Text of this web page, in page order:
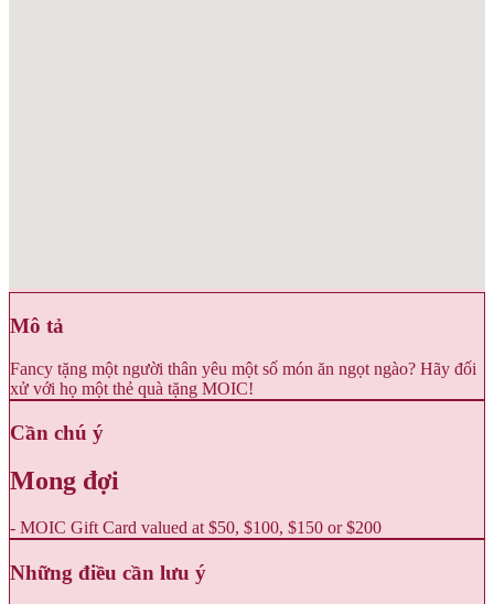
Mô tả
Fancy tặng một người thân yêu một số món ăn ngọt ngào? Hãy đối
xử với họ một thẻ quà tặng MOIC!
Cần chú ý
Mong đợi
- MOIC Gift Card valued at $50, $100, $150 or $200
Những điều cần lưu ý